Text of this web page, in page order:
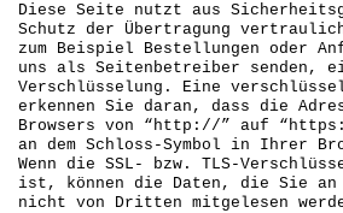
Diese Seite nutzt aus
Schutz der Übertragung
zum Beispiel Bestellungen oder
uns als Seitenbetreiber senden,
Verschlüsselung. Eine
erkennen Sie daran, dass die
Browsers von “http://” auf
an dem Schloss-Symbol in Ihrer
Wenn die SSL- bzw. TLS-
ist, können die Daten, die Sie an
nicht von Dritten mitgelesen